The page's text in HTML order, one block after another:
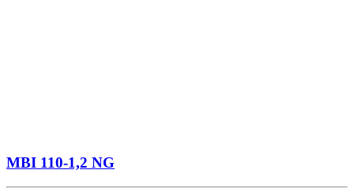
MBI 110-1,2 NG